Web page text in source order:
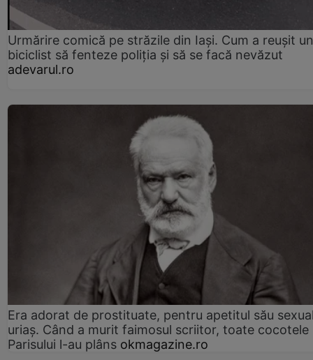
Urmărire comică pe străzile din Iași. Cum a reușit un
biciclist să fenteze poliția și să se facă nevăzut
adevarul.ro
Era adorat de prostituate, pentru apetitul său
uriaș. Când a murit faimosul scriitor, toate cocotele
Parisului l-au plâns okmagazine.ro